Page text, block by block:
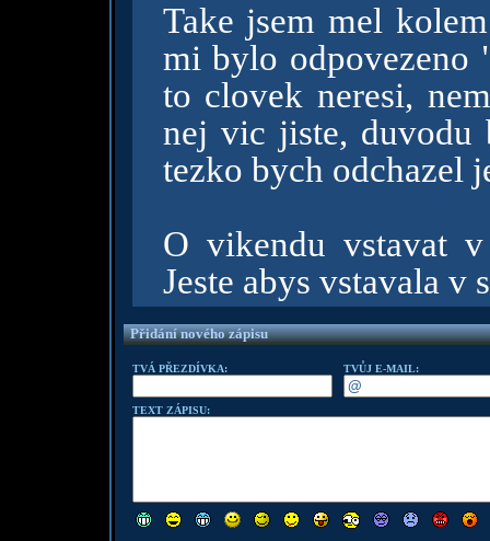
Take jsem mel
mi bylo
to clovek neresi,
nej vic jiste, duvodu
tezko bych odchazel
O vikendu vstavat
Jeste abys vstavala v
Přidání nového zápisu
TVÁ PŘEZDÍVKA: TVŮJ E-MAIL:
TEXT ZÁPISU: